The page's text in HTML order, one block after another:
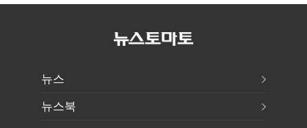
여 내부선
리모델링' 제안
민주당 대표로
뉴스
뉴스북